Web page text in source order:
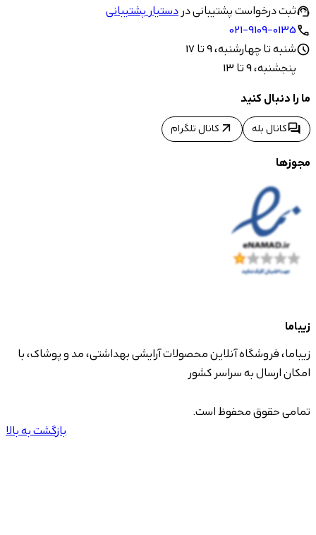
support_agentثبت درخواست پشتیبانی دردستیار پشتیبانی
call
021-9109-0135
scheduleشنبه تا چهارشنبه، 9 تا 17
پنجشنبه، 9 تا 13
ما را دنبال کنید
forumکانال بله arrow_outward کانال تلگرام
مجوزها
زیباما
زیباما، فروشگاه آنلاین محصولات آرایشی بهداشتی، مد و پوشاک، با
امکان ارسال به سراسر کشور
تمامی حقوق محفوظ است.
بازگشت به بالا